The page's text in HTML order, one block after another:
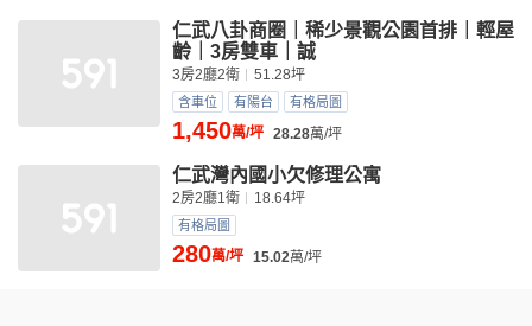
仁武八卦商圈｜稀少景觀公園首排｜輕屋
齡｜3房雙車｜誠
3房2廳2衛 51.28坪
含車位 有陽台 有格局圖
1,450萬/坪 28.28萬/坪
仁武灣內國小欠修理公寓
2房2廳1衛 18.64坪
有格局圖
280萬/坪 15.02萬/坪